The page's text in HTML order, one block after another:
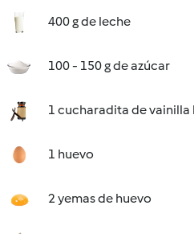
400 g de leche
100 - 150 g de azúcar
1 cucharadita de vainilla
1 huevo
2 yemas de huevo